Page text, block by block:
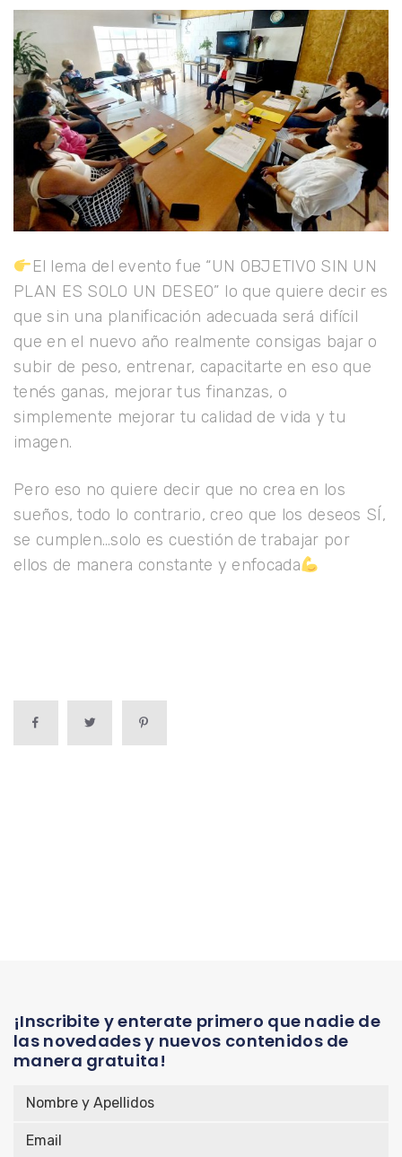
El lema del evento fue “UN OBJETIVO SIN UN
PLAN ES SOLO UN DESEO”⁣ lo que quiere decir es
que sin una planificación adecuada será difícil
que en el nuevo año realmente consigas bajar o
subir de peso, entrenar, capacitarte en eso que
tenés ganas, mejorar tus finanzas, o
simplemente mejorar tu calidad de vida y tu
imagen.
Pero eso no quiere decir que no crea en los
sueños, todo lo contrario, creo que los deseos SÍ,
se cumplen…solo es cuestión de trabajar por
ellos de manera constante y enfocada
¡Inscribite y enterate primero que nadie de
las novedades y nuevos contenidos de
manera gratuita!